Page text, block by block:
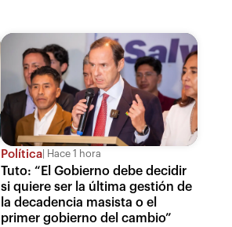
Política Hace 1 hora
Tuto: “El Gobierno debe decidir
si quiere ser la última gestión de
la decadencia masista o el
primer gobierno del cambio”